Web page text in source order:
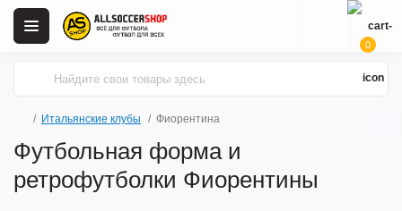
0
Итальянские клубы Фиорентина
Футбольная форма и
ретрофутболки Фиорентины